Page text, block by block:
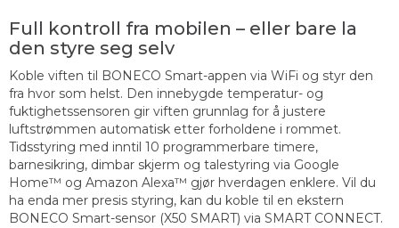
Full kontroll fra mobilen – eller bare la
den styre seg selv
Koble viften til BONECO Smart-appen via WiFi og styr den
fra hvor som helst. Den innebygde temperatur- og
fuktighetssensoren gir viften grunnlag for å justere
luftstrømmen automatisk etter forholdene i rommet.
Tidsstyring med inntil 10 programmerbare timere,
barnesikring, dimbar skjerm og talestyring via Google
Home™ og Amazon Alexa™ gjør hverdagen enklere. Vil du
ha enda mer presis styring, kan du koble til en ekstern
BONECO Smart-sensor (X50 SMART) via SMART CONNECT.